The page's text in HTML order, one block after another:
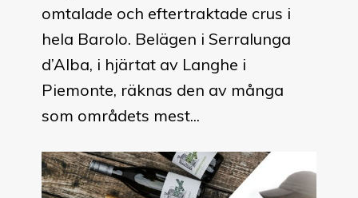
omtalade och eftertraktade crus i
hela Barolo. Belägen i Serralunga
d’Alba, i hjärtat av Langhe i
Piemonte, räknas den av många
som områdets mest...